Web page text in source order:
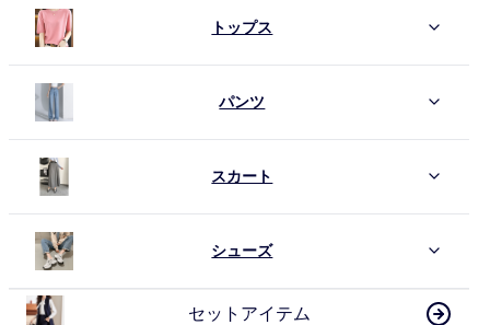
トップス
パンツ
スカート
シューズ
セットアイテム